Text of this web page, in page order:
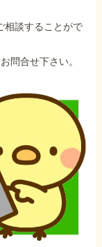
相談することがで
問合せ下さい。